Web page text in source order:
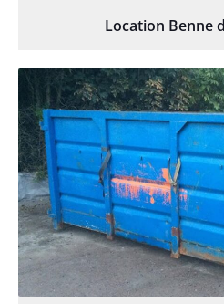
Location Benne